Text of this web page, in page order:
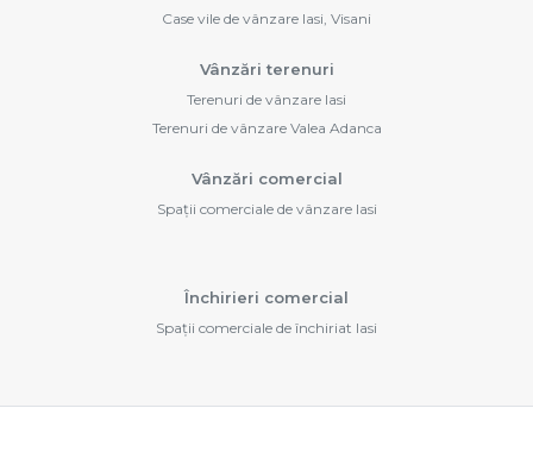
Case vile de vânzare Iasi, Visani
Vânzări terenuri
Terenuri de vânzare Iasi
Terenuri de vânzare Valea Adanca
Vânzări comercial
Spații comerciale de vânzare Iasi
Închirieri comercial
Spații comerciale de închiriat Iasi